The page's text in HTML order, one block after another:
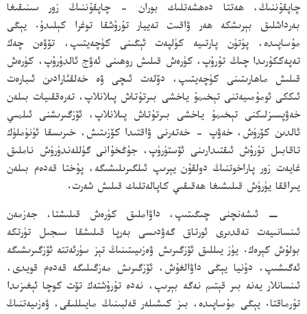
چاپقۇننىڭ، ھەتتا دەھشەتلىك بوران - چاپقۇننىڭ زور سىنىقىغا
بەرداشلىق بېرىشكە ھەر ۋاقىت تەييار تۇرۇشقا توغرا كېلىدۇ. يېڭى
مۇساپىدە، پۈتۈن پارتىيە كۈلپەت ئېڭىنى كۈچەيتىپ، تۆۋەن چەك
تەپەككۇرىدا چىڭ تۇرۇپ، كۈرەش قىلىش روھىنى ئەۋج ئالدۇرۇپ، كۈرەش
قىلىش ماھارىتىنى كۈچەيتىپ، دۆلەت ئىچى ۋە خەلقئارادىن ئىبارەت
ئىككى ئومۇمىيەتنى تېخىمۇ ياخشى بىرتۇتاش پىلانلاپ، تەرەققىيات بىلەن
خەۋپسىزلىكنى تېخىمۇ ياخشى بىرتۇتاش پىلانلاپ، ئۆزگىرىشنى ئىلمىي
ئالدىن كۆرۈش، خەۋپ - خەتەرنى ۋاقتىدا كۆزىتىش، خىرىسقا ئۈنۈملۈك
تاقابىل تۇرۇش ئىقتىدارىنى ئۆستۈرۈپ، جۇڭخۇانى گۈللەندۈرۈش ناملىق
غايەت زور پاراخوتنىڭ دولقۇن يېرىپ ئىلگىرىلىشىگە، پۇختا قەدەم بىلەن
يىراققا يۈرۈش قىلىشىغا ھەقىقىي كاپالەتلىك قىلىش شەرت.
− ئىشەنچنى چىڭىتىپ، داۋاملىق كۈرەش قىلىشتا، جەزمەن
ئىنسانىيەت تەقدىرى ئورتاق گەۋدىسى بەرپا قىلىشقا سىجىل تۈرتكە
بولۇش كېرەك. يۈز يىللىق ئۆزگىرىش ۋەزىيىتىنىڭ تېز سۈرئەتتە ئۆزگىرىشىگە
ئەگىشىپ، دۇنيا يېڭى داۋالغۇش، ئۆزگىرىش مەزگىلىگە قەدەم قويدى،
ئىنسانلار يەنە بىر قېتىم نەگە بېرىپ، نەدە تۇرۇشتەك تۆت كوچا ئېغىزىدا
تۇرماقتا. يېڭى مۇساپىدە، بىز كىشىلەر قەلبىنىڭ مايىللىقى، ۋەزىيەتنىڭ